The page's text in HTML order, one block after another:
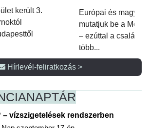
került 3.
Európai és magyar
mutatjuk be a
– ezúttal a családi
több...
Hírlevél-feliratkozás >
NAPTÁR
– vízszigetelések rendszerben